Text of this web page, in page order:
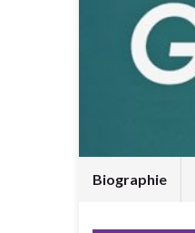
Biographie